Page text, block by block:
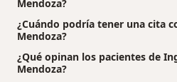
Mendoza?
¿Cuándo podría tener una cita
Mendoza?
¿Qué opinan los pacientes de
Mendoza?